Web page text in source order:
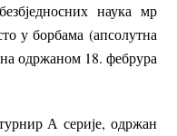
наука мр
у борбама (апсолутна
одржаном 18. фебрура
А серије, одржан